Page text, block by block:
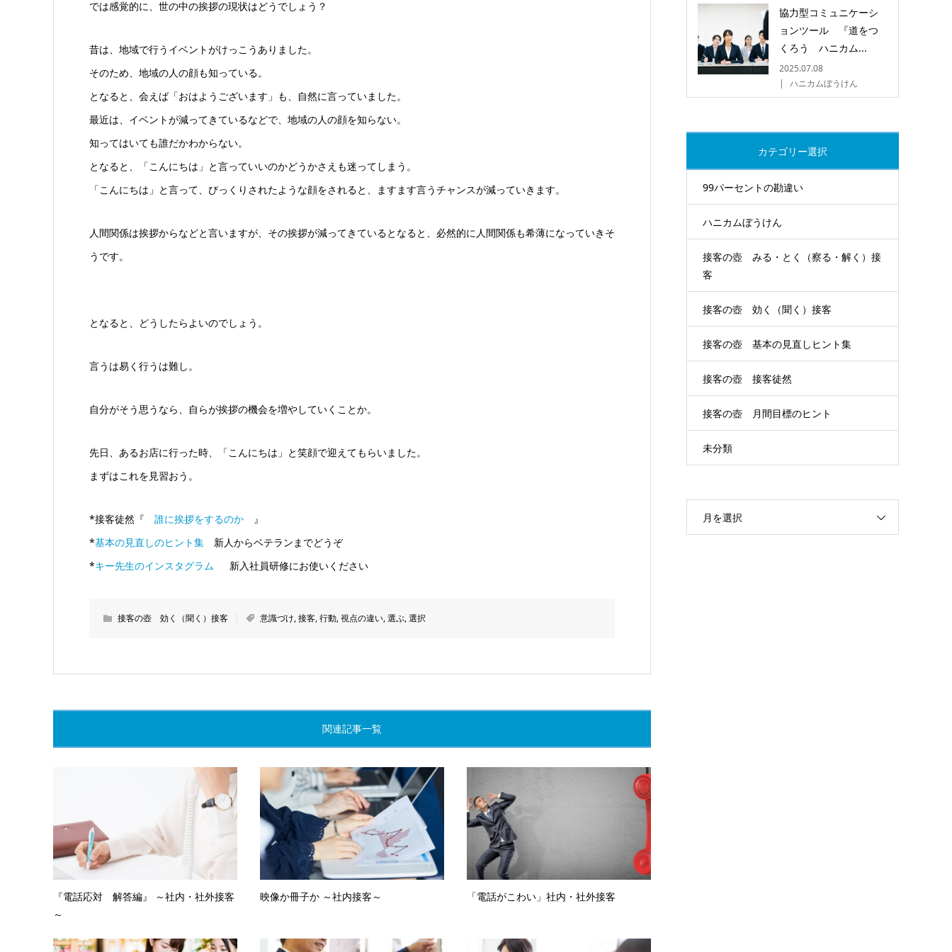
では感覚的に、世の中の挨拶の現状はどうでしょう？
昔は、地域で行うイベントがけっこうありました。
そのため、地域の人の顔も知っている。
となると、会えば「おはようございます」も、自然に言っていました。
最近は、イベントが減ってきているなどで、地域の人の顔を知らない。
知ってはいても誰だかわからない。
となると、「こんにちは」と言っていいのかどうかさえも迷ってしまう。
「こんにちは」と言って、びっくりされたような顔をされると、ますます言うチャンスが減っていきます。
人間関係は挨拶からなどと言いますが、その挨拶が減ってきているとなると、必然的に人間関係も希薄になっていきそ
うです。
となると、どうしたらよいのでしょう。
言うは易く行うは難し。
自分がそう思うなら、自らが挨拶の機会を増やしていくことか。
先日、あるお店に行った時、「こんにちは」と笑顔で迎えてもらいました。
まずはこれを見習おう。
*接客徒然『 誰に挨拶をするのか』
*基本の見直しのヒント集新人からベテランまでどうぞ
*キー先生のインスタグラム 新入社員研修にお使いください
接客の壺 効く（聞く）接客 意識づけ,接客,行動,視点の違い,選ぶ,選択
関連記事一覧
『電話応対 解答編』 ～社内・社外接客
～
映像か冊子か ～社内接客～ 「電話がこわい」社内・社外接客
協力型コミュニケーシ
ョンツール 『道をつ
くろう ハニカム...
2025.07.08
ハニカムぼうけん
カテゴリー選択
99パーセントの勘違い
ハニカムぼうけん
接客の壺 みる・とく（察る・解く）接
客
接客の壺 効く（聞く）接客
接客の壺 基本の見直しヒント集
接客の壺 接客徒然
接客の壺 月間目標のヒント
未分類
月を選択